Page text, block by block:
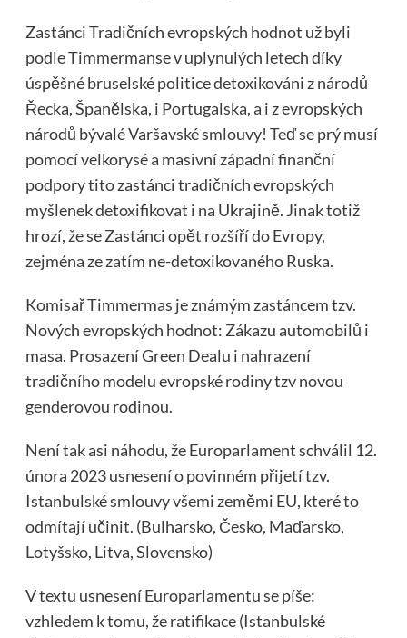
Zastánci Tradičních evropských hodnot už byli
podle Timmermanse v uplynulých letech díky
úspěšné bruselské politice detoxikováni z národů
Řecka, Španělska, i Portugalska, a i z evropských
národů bývalé Varšavské smlouvy! Teď se prý musí
pomocí velkorysé a masivní západní finanční
podpory tito zastánci tradičních evropských
myšlenek detoxifikovat i na Ukrajině. Jinak totiž
hrozí, že se Zastánci opět rozšíří do Evropy,
zejména ze zatím ne-detoxikovaného Ruska.
Komisař Timmermas je známým zastáncem tzv.
Nových evropských hodnot: Zákazu automobilů i
masa. Prosazení Green Dealu i nahrazení
tradičního modelu evropské rodiny tzv novou
genderovou rodinou.
Není tak asi náhodu, že Europarlament schválil 12.
února 2023 usnesení o povinném přijetí tzv.
Istanbulské smlouvy všemi zeměmi EU, které to
odmítají učinit. (Bulharsko, Česko, Maďarsko,
Lotyšsko, Litva, Slovensko)
V textu usnesení Europarlamentu se píše:
vzhledem k tomu, že ratifikace (Istanbulské